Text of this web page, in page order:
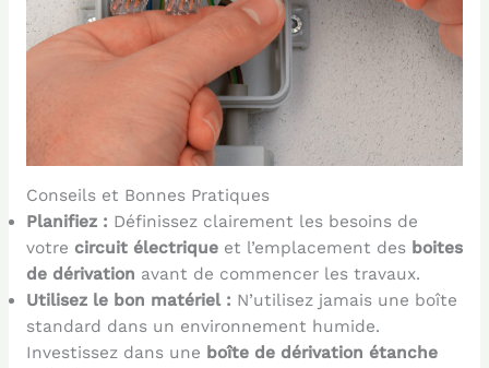
Conseils et Bonnes Pratiques
Planifiez : Définissez clairement les besoins de
votre circuit électriqueet l’emplacement des boites
de dérivation avant de commencer les travaux.
Utilisez le bon matériel : N’utilisez jamais une boîte
standard dans un environnement humide.
Investissez dans une boîte de dérivation étanche